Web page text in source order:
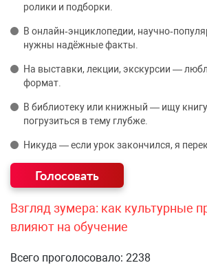
ролики и подборки.
В онлайн‑энциклопедии,
нужны надёжные факты.
На выставки, лекции, экскурсии —
формат.
В библиотеку или книжный — ищу
погрузиться в тему глубже.
Никуда — если урок закончился, я
Взгляд зумера: как культурные
влияют на обучение
Всего проголосовало: 2238